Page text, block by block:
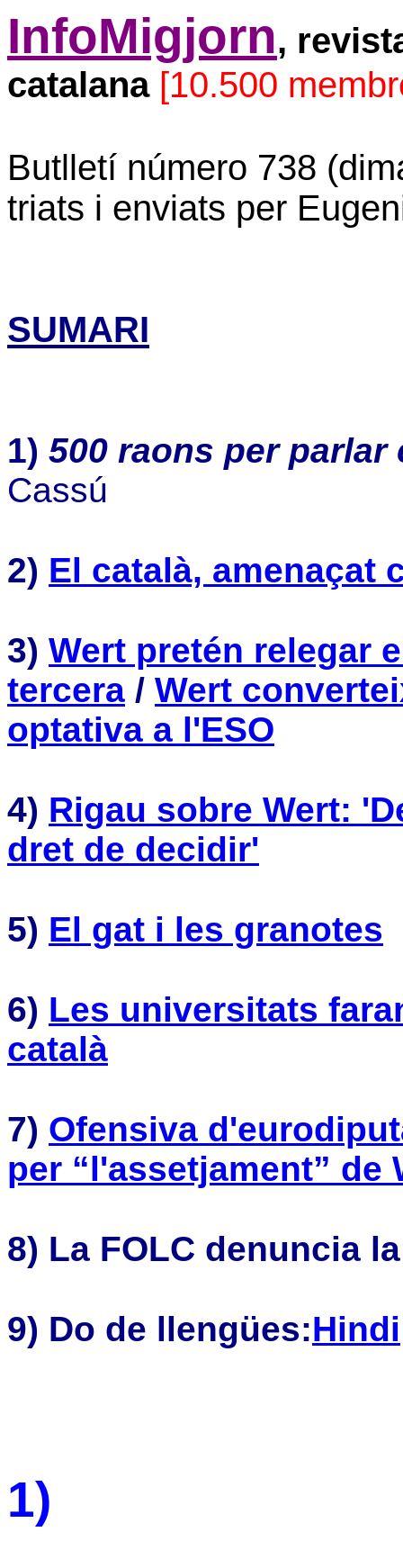
InfoMigjorn,
catalana [10.500
Butlletí número 738
triats i enviats per
SUMARI
1) 500 raons per parlar
Cassú
2) El català, amenaçat
3) Wert pretén relegar
tercera / Wert
optativa a l'ESO
4) Rigau sobre Wert:
dret de decidir'
5) El gat i les granotes
6) Les universitats
català
7) Ofensiva
per “l'assetjament” de
8) La FOLC denuncia
9) Do de llengües:Hindi
1)